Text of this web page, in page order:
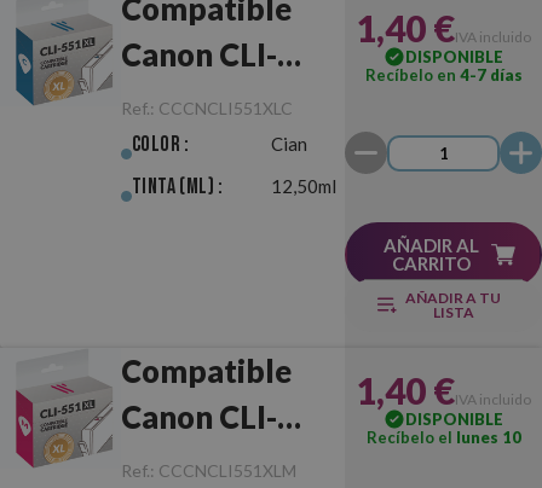
Compatible
Canon CLI-
551XL Cian
Ref.: CCCNCLI551XLC
Color : Cian
Tinta (ml) : 12,50ml
1,40 €IVA incluido
DISPONIBLE
Recíbelo en 4-7 días
AÑADIR AL
CARRITO
AÑADIR A TU
LISTA
Compatible
Canon CLI-
551XL
Ref.: CCCNCLI551XLM
1,40 €IVA incluido
DISPONIBLE
Recíbelo el lunes 10